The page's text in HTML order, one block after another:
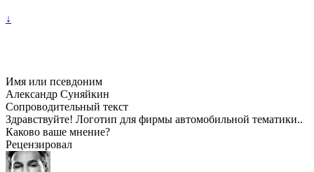
↓
Имя или псевдоним
Александр Суняйкин
Сопроводительный текст
Здравствуйте! Логотип для фирмы автомобильной тематики..
Каково ваше мнение?
Рецензировал